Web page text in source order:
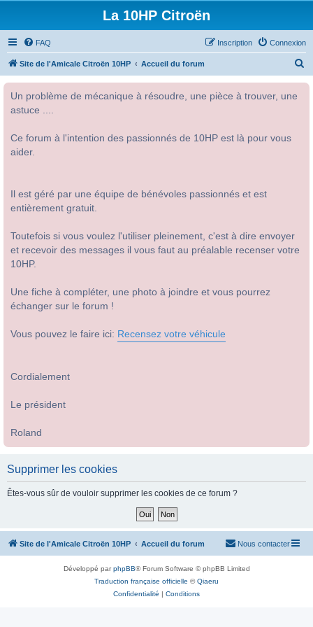
La 10HP Citroën
FAQ Connexion
Inscription
Site de l'Amicale Citroën 10HP Accueil du forum
Un problème de mécanique à résoudre, une pièce à trouver, une
astuce ....
Ce forum à l'intention des passionnés de 10HP est là pour vous
aider.
Il est géré par une équipe de bénévoles passionnés et est
entièrement gratuit.
Toutefois si vous voulez l'utiliser pleinement, c'est à dire envoyer
et recevoir des messages il vous faut au préalable recenser votre
10HP.
Une fiche à compléter, une photo à joindre et vous pourrez
échanger sur le forum !
Vous pouvez le faire ici: Recensez votre véhicule
Cordialement
Le président
Roland
Supprimer les cookies
Êtes-vous sûr de vouloir supprimer les cookies de ce forum ?
Site de l'Amicale Citroën 10HP Accueil du forum Nous contacter
Développé parphpBB® Forum Software © phpBB Limited
Traduction française officielle ©Qiaeru
Confidentialité | Conditions